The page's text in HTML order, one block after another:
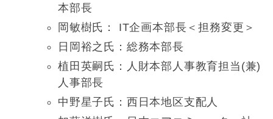
本部長
岡敏樹氏： IT企画本部長＜担務変更＞
日岡裕之氏：総務本部長
植田英嗣氏：人財本部人事教育担当(兼)
人事部長
中野星子氏：西日本地区⽀配人